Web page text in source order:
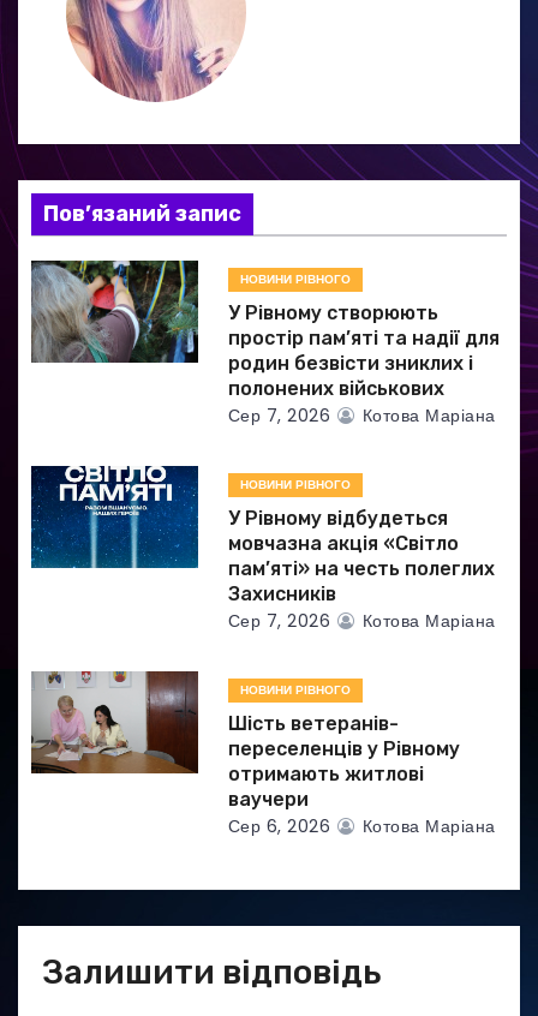
я
з
а
п
и
і
в
Пов’язаний запис
НОВИНИ РІВНОГО
У Рівному створюють
простір пам’яті та надії для
родин безвісти зниклих і
полонених військових
Сер 7, 2026 Котова Маріана
НОВИНИ РІВНОГО
У Рівному відбудеться
мовчазна акція «Світло
пам’яті» на честь полеглих
Захисників
Сер 7, 2026 Котова Маріана
НОВИНИ РІВНОГО
Шість ветеранів-
переселенців у Рівному
отримають житлові
ваучери
Сер 6, 2026 Котова Маріана
Залишити відповідь